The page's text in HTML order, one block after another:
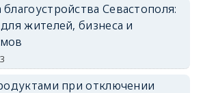
Севастополя:
жителей, бизнеса и
при отключении